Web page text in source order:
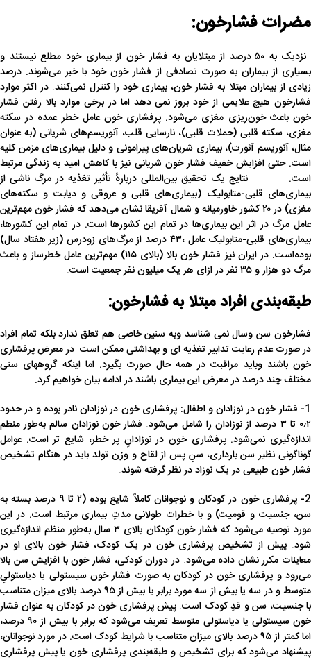
مضرات فشارخون:
نزدیک به ۵۰ درصد از مبتلایان به فشار خون از بیماری خود مطلع نیستند و
بسیاری از بیماران به صورت تصادفی از فشار خون خود با خبر می‌شوند. درصد
زیادی از بیماران مبتلا به فشار خون، بیماری خود را کنترل نمی‌کنند. در اکثر موارد
فشارخون هیچ علایمی از خود بروز نمی دهد اما در برخی موارد بالا رفتن فشار
خون باعث خون‌ریزی مغزی می‌شود. پرفشاری خون عامل خطر عمده در سکته
مغزی، سکته قلبی (حملات قلبی)، نارسایی قلب، آنوریسم‌های شریانی (به عنوان
مثال، آنوریسم آئورت)، بیماری شریان‌های پیرامونی و دلیل بیماری‌های مزمن کلیه
است. حتی افزایش خفیف فشار خون شریانی نیز با کاهش امید به زندگی مرتبط
است. نتایج یک تحقیق بین‌المللی دربارهٔ تأثیر تغذیه در مرگ ناشی از
بیماری‌های قلبی-متابولیک (بیماری‌های قلبی و عروقی و دیابت و سکته‌های
مغزی) در ۲۰ کشور خاورمیانه و شمال آفریقا نشان می‌دهد که فشار خون مهم‌ترین
عامل مرگ در اثر این بیماری‌ها در تمام این کشورها است. در تمام این کشورها،
بیماری‌های قلبی-متابولیک عامل ،۴۳ درصد از مرگ‌های زودرس (زیر هفتاد سال)
بوده‌است. در ایران نیز فشار خون بالا (بالای ۱۱۵) مهم‌ترین عامل خطرساز و باعث
مرگ دو هزار و ۳۵ نفر در ازای هر یک میلیون نفر جمعیت است.
طبقه‌بندی افراد مبتلا به فشارخون:
فشارخون سن وسال نمی شناسد وبه سنین خاصی هم تعلق ندارد بلکه تمام افراد
در صورت عدم رعایت تدابیر تغذیه ای و بهداشتی ممکن است در معرض پرفشاری
خون باشند وباید مراقبت در همه حال صورت بگیرد. اما اینکه گروههای سنی
مختلف چند درصد در معرض این بیماری باشند در ادامه بیان خواهیم کرد.
1- فشار خون در نوزادان و اطفال: پرفشاری خون در نوزادان نادر بوده و در حدود
۰٫۲ تا ۳ درصد از نوزادان را شامل می‌شود. فشار خون نوزادان سالم به‌طور منظم
اندازه‌گیری نمی‌شود. پرفشاری خون در نوزادانِ پر خطر، شایع تر است. عوامل
گوناگونی نظیر سن بارداری، سنِ پس از لقاح و وزن تولد باید در هنگام تشخیص
فشار خون طبیعی در یک نوزاد در نظر گرفته شوند.
2- پرفشاری خون در کودکان و نوجوانان کاملاً شایع بوده (۲ تا ۹ درصد بسته به
سن، جنسیت و قومیت) و با خطرات طولانی مدتِ بیماری مرتبط است. در این
مورد توصیه می‌شود که فشار خون کودکان بالای ۳ سال به‌طور منظم اندازه‌گیری
شود. پیش از تشخیص پرفشاری خون در یک کودک، فشار خون بالای او در
معاینات مکرر نشان داده می‌شود. در دوران کودکی، فشار خون با افزایش سن بالا
می‌رود و پرفشاری خون در کودکان به صورت فشار خون سیستولی یا دیاستولیِ
متوسط و در سه یا بیش از سه مورد برابر یا بیش از ۹۵ درصد بالای میزان متناسب
با جنسیت، سن و قدِ کودک است. پیش پرفشاری خون در کودکان به عنوان فشار
خون سیستولی یا دیاستولی متوسط تعریف می‌شود که برابر با بیش از ۹۰ درصد،
اما کمتر از ۹۵ درصد بالای میزان متناسب با شرایط کودک است. در مورد نوجوانان،
پیشنهاد می‌شود که برای تشخیص و طبقه‌بندی پرفشاری خون یا پیش پرفشاری